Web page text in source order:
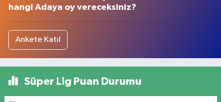
hangi Adaya oy vereceksiniz?
Ankete Katıl
Süper Lig Puan Durumu